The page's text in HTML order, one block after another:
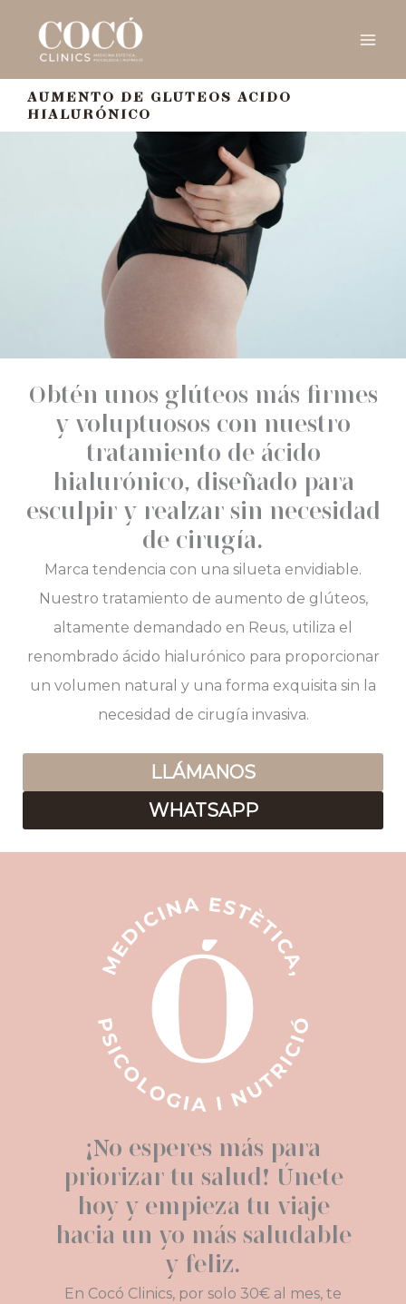
AUMENTO DE GLUTEOS ACIDO
HIALURÓNICO
Obtén unos glúteos más firmes
y voluptuosos con nuestro
tratamiento de ácido
hialurónico, diseñado para
esculpir y realzar sin necesidad
de cirugía.
Marca tendencia con una silueta envidiable.
Nuestro tratamiento de aumento de glúteos,
altamente demandado en Reus, utiliza el
renombrado ácido hialurónico para proporcionar
un volumen natural y una forma exquisita sin la
necesidad de cirugía invasiva.
LLÁMANOS
WHATSAPP
¡No esperes más para
priorizar tu salud! Únete
hoy y empieza tu viaje
hacia un yo más saludable
y feliz.
En Cocó Clinics, por solo 30€ al mes, te